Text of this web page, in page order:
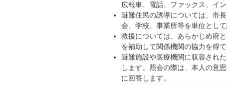
広報車、電話、ファックス、イ
避難住民の誘導については、市
会、学校、事業所等を単位として
救援については、あらかじめ府
を補助して関係機関の協力を得て
避難施設や医療機関に収容され
します。照会の際は、本人の意
に回答します。